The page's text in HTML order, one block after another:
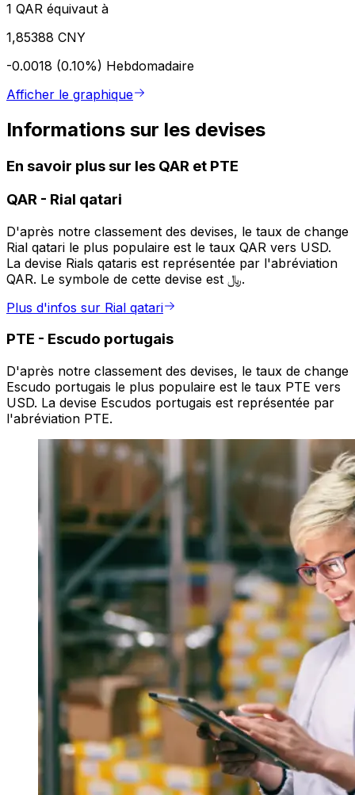
1 QAR équivaut à
1,85388 CNY
-0.0018 (0.10%) Hebdomadaire
Afficher le graphique
Informations sur les devises
En savoir plus sur les QAR et PTE
QAR - Rial qatari
D'après notre classement des devises, le taux de change
Rial qatari le plus populaire est le taux QAR vers USD.
La devise Rials qataris est représentée par l'abréviation
QAR. Le symbole de cette devise est ﷼.
Plus d'infos sur Rial qatari
PTE - Escudo portugais
D'après notre classement des devises, le taux de change
Escudo portugais le plus populaire est le taux PTE vers
USD. La devise Escudos portugais est représentée par
l'abréviation PTE.